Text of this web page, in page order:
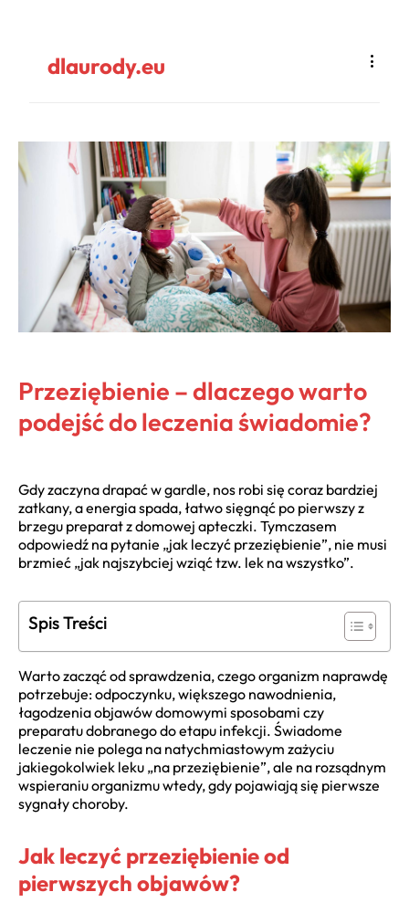
dlaurody.eu
Przeziębienie – dlaczego warto
podejść do leczenia świadomie?
Gdy zaczyna drapać w gardle, nos robi się coraz bardziej
zatkany, a energia spada, łatwo sięgnąć po pierwszy z
brzegu preparat z domowej apteczki. Tymczasem
odpowiedź na pytanie „jak leczyć przeziębienie”, nie musi
brzmieć „jak najszybciej wziąć tzw. lek na wszystko”.
Spis Treści
Warto zacząć od sprawdzenia, czego organizm naprawdę
potrzebuje: odpoczynku, większego nawodnienia,
łagodzenia objawów domowymi sposobami czy
preparatu dobranego do etapu infekcji. Świadome
leczenie nie polega na natychmiastowym zażyciu
jakiegokolwiek leku „na przeziębienie”, ale na rozsądnym
wspieraniu organizmu wtedy, gdy pojawiają się pierwsze
sygnały choroby.
Jak leczyć przeziębienie od
pierwszych objawów?